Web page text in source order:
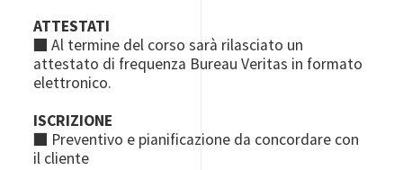
ATTESTATI
■ Al termine del corso sarà rilasciato un
attestato di frequenza Bureau Veritas in formato
elettronico.
ISCRIZIONE
■ Preventivo e pianificazione da concordare con
il cliente